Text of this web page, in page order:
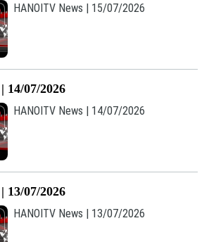
(bấm để gọi)
Tòa soạn
HANOITV News | 15/07/2026
14/07/2026
HANOITV News | 14/07/2026
13/07/2026
HANOITV News | 13/07/2026